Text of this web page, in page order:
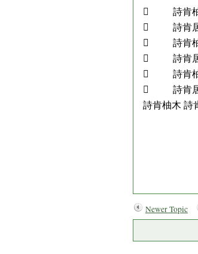
 詩肯柚木
 詩肯居家
 詩肯柚木
 詩肯居家
 詩肯柚木
 詩肯居家
詩肯柚木 詩
Newer Topic